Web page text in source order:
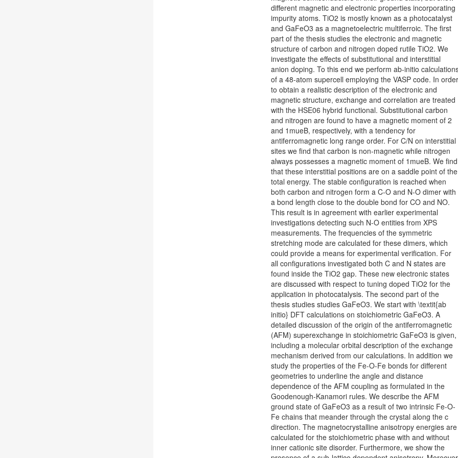
different magnetic and electronic properties incorporating
impurity atoms. TiO2 is mostly known as a photocatalyst
and GaFeO3 as a magnetoelectric multiferroic. The first
part of the thesis studies the electronic and magnetic
structure of carbon and nitrogen doped rutile TiO2. We
investigate the effects of substitutional and interstitial
anion doping. To this end we perform ab-initio
of a 48-atom supercell employing the VASP code. In order
to obtain a realistic description of the electronic and
magnetic structure, exchange and correlation are treated
with the HSE06 hybrid functional. Substitutional carbon
and nitrogen are found to have a magnetic moment of 2
and 1mueB, respectively, with a tendency for
antiferromagnetic long range order. For C/N on interstitial
sites we find that carbon is non-magnetic while nitrogen
always possesses a magnetic moment of 1mueB. We find
that these interstitial positions are on a saddle point of the
total energy. The stable configuration is reached when
both carbon and nitrogen form a C-O and N-O dimer with
a bond length close to the double bond for CO and NO.
This result is in agreement with earlier experimental
investigations detecting such N-O entities from XPS
measurements. The frequencies of the symmetric
stretching mode are calculated for these dimers, which
could provide a means for experimental verification. For
all configurations investigated both C and N states are
found inside the TiO2 gap. These new electronic states
are discussed with respect to tuning doped TiO2 for the
application in photocatalysis. The second part of the
thesis studies studies GaFeO3. We start with \textit{ab
initio} DFT calculations on stoichiometric GaFeO3. A
detailed discussion of the origin of the antiferromagnetic
(AFM) superexchange in stoichiometric GaFeO3 is given,
including a molecular orbital description of the exchange
mechanism derived from our calculations. In addition we
study the properties of the Fe-O-Fe bonds for different
geometries to underline the angle and distance
dependence of the AFM coupling as formulated in the
Goodenough-Kanamori rules. We describe the AFM
ground state of GaFeO3 as a result of two intrinsic Fe-O-
Fe chains that meander through the crystal along the c
direction. The magnetocrystalline anisotropy energies are
calculated for the stoichiometric phase with and without
inner cationic site disorder. Furthermore, we show the